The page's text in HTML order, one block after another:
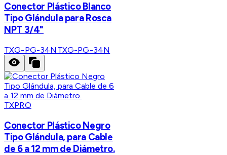
Conector Plástico Blanco
Tipo Glándula para Rosca
NPT 3/4"
TXG-PG-34N TXG-PG-34N
TXPRO
Conector Plástico Negro
Tipo Glándula, para Cable
de 6 a 12 mm de Diámetro.